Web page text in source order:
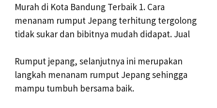
Murah di Kota Bandung Terbaik 1. Cara
menanam rumput Jepang terhitung tergolong
tidak sukar dan bibitnya mudah didapat. Jual
Rumput jepang, selanjutnya ini merupakan
langkah menanam rumput Jepang sehingga
mampu tumbuh bersama baik.